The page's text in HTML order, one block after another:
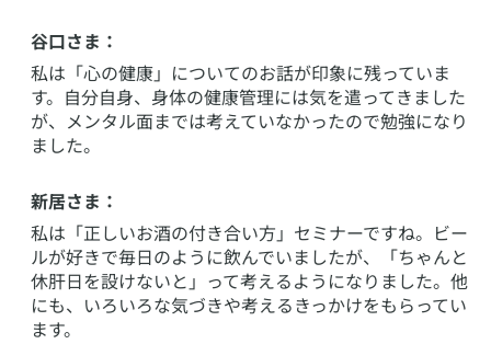
谷口さま：
私は「心の健康」についてのお話が印象に残っていま
す。自分自身、身体の健康管理には気を遣ってきました
が、メンタル面までは考えていなかったので勉強になり
ました。
新居さま：
私は「正しいお酒の付き合い方」セミナーですね。ビー
ルが好きで毎日のように飲んでいましたが、「ちゃんと
休肝日を設けないと」って考えるようになりました。他
にも、いろいろな気づきや考えるきっかけをもらってい
ます。